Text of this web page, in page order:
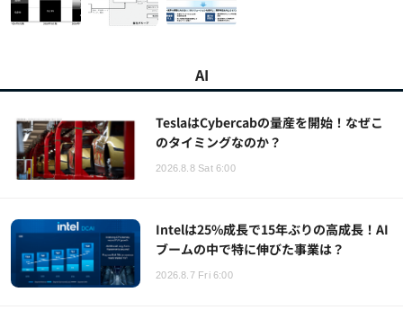
AI
TeslaはCybercabの量産を開始！なぜこ
のタイミングなのか？
2026.8.8 Sat 6:00
Intelは25%成長で15年ぶりの高成長！AI
ブームの中で特に伸びた事業は？
2026.8.7 Fri 6:00